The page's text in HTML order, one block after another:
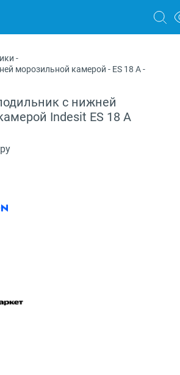
машины
-
морозильной камерой - ES 18 A-
с нижней
Indesit ES 18 A